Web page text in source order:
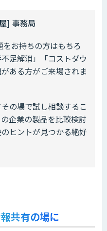
] 事務局
お持ちの方はもちろ
足解消」「コストダウ
ある方がご来場されま
の場で試し相談するこ
企業の製品を比較検討
ヒントが見つかる絶好
共有の場に